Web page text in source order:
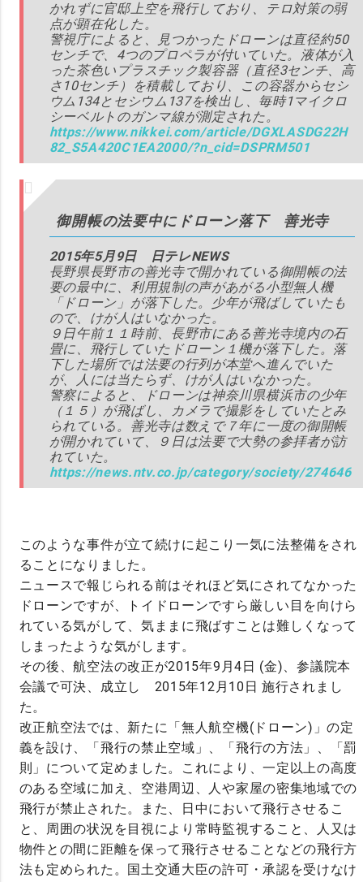
かれずに官邸上空を飛行しており、テロ対策の弱
点が顕在化した。
警視庁によると、見つかったドローンは直径約50
センチで、4つのプロペラが付いていた。液体が入
った茶色いプラスチック製容器（直径3センチ、高
さ10センチ）を積載しており、この容器からセシ
ウム134とセシウム137を検出し、毎時1マイクロ
シーベルトのガンマ線が測定された。
https://www.nikkei.com/article/DGXLASDG22H
82_S5A420C1EA2000/?n_cid=DSPRM501
御開帳の法要中にドローン落下 善光寺
2015年5月9日 日テレNEWS
長野県長野市の善光寺で開かれている御開帳の法
要の最中に、利用規制の声があがる小型無人機
「ドローン」が落下した。少年が飛ばしていたも
ので、けが人はいなかった。
９日午前１１時前、長野市にある善光寺境内の石
畳に、飛行していたドローン１機が落下した。落
下した場所では法要の行列が本堂へ進んでいた
が、人には当たらず、けが人はいなかった。
警察によると、ドローンは神奈川県横浜市の少年
（１５）が飛ばし、カメラで撮影をしていたとみ
られている。善光寺は数えで７年に一度の御開帳
が開かれていて、９日は法要で大勢の参拝者が訪
れていた。
https://news.ntv.co.jp/category/society/274646
このような事件が立て続けに起こり一気に法整備をされ
ることになりました。
ニュースで報じられる前はそれほど気にされてなかった
ドローンですが、トイドローンですら厳しい目を向けら
れている気がして、気ままに飛ばすことは難しくなって
しまったような気がします。
その後、航空法の改正が2015年9月4日 (金)、参議院本
会議で可決、成立し 2015年12月10日 施行されまし
た。
改正航空法では、新たに「無人航空機(ドローン)」の定
義を設け、「飛行の禁止空域」、「飛行の方法」、「罰
則」について定めました。これにより、一定以上の高度
のある空域に加え、空港周辺、人や家屋の密集地域での
飛行が禁止された。また、日中において飛行させるこ
と、周囲の状況を目視により常時監視すること、人又は
物件との間に距離を保って飛行させることなどの飛行方
法も定められた。国土交通大臣の許可・承認を受けなけ